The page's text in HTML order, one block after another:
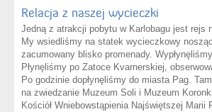
Relacja z naszej wycieczki
Jedną z atrakcji pobytu w Karlobagu jest rejs
My wsiedliśmy na statek wycieczkowy
zacumowany blisko promenady.
Płynęliśmy po Zatoce Kvarnerskiej,
Po godzinie dopłynęliśmy do miasta Pag.
na zwiedzanie Muzeum Soli i Muzeum
Kościół Wniebowstąpienia Najświętszej Marii